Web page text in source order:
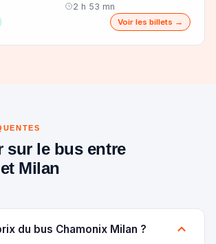
2 h 53 mn
Voir les billets →
sur le bus entre
Milan
du bus Chamonix Milan ?